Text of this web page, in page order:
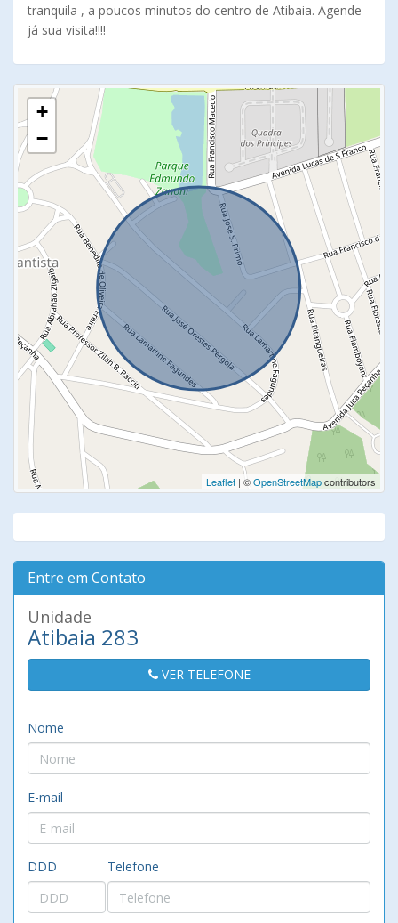
tranquila , a poucos minutos do centro de Atibaia. Agende
já sua visita!!!!
+
−
Leaflet | ©OpenStreetMapcontributors
Entre em Contato
Unidade
Atibaia 283
VER TELEFONE
Nome
E-mail
DDD Telefone